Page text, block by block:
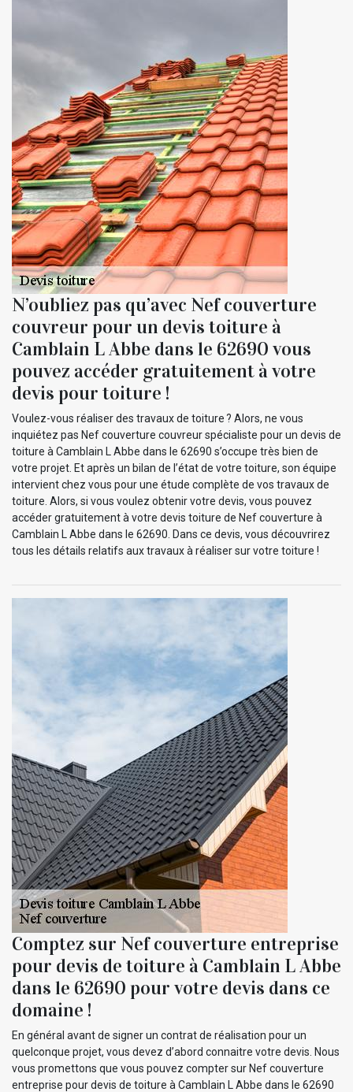
N’oubliez pas qu’avec Nef couverture
couvreur pour un devis toiture à
Camblain L Abbe dans le 62690 vous
pouvez accéder gratuitement à votre
devis pour toiture !
Voulez-vous réaliser des travaux de toiture ? Alors, ne vous
inquiétez pas Nef couverture couvreur spécialiste pour un devis de
toiture à Camblain L Abbe dans le 62690 s’occupe très bien de
votre projet. Et après un bilan de l’état de votre toiture, son équipe
intervient chez vous pour une étude complète de vos travaux de
toiture. Alors, si vous voulez obtenir votre devis, vous pouvez
accéder gratuitement à votre devis toiture de Nef couverture à
Camblain L Abbe dans le 62690. Dans ce devis, vous découvrirez
tous les détails relatifs aux travaux à réaliser sur votre toiture !
Comptez sur Nef couverture entreprise
pour devis de toiture à Camblain L Abbe
dans le 62690 pour votre devis dans ce
domaine !
En général avant de signer un contrat de réalisation pour un
quelconque projet, vous devez d’abord connaitre votre devis. Nous
vous promettons que vous pouvez compter sur Nef couverture
entreprise pour devis de toiture à Camblain L Abbe dans le 62690